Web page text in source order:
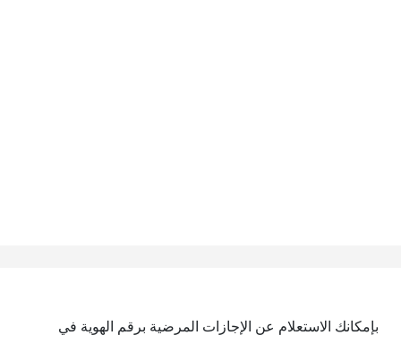
بإمكانك الاستعلام عن الإجازات المرضية برقم الهوية في